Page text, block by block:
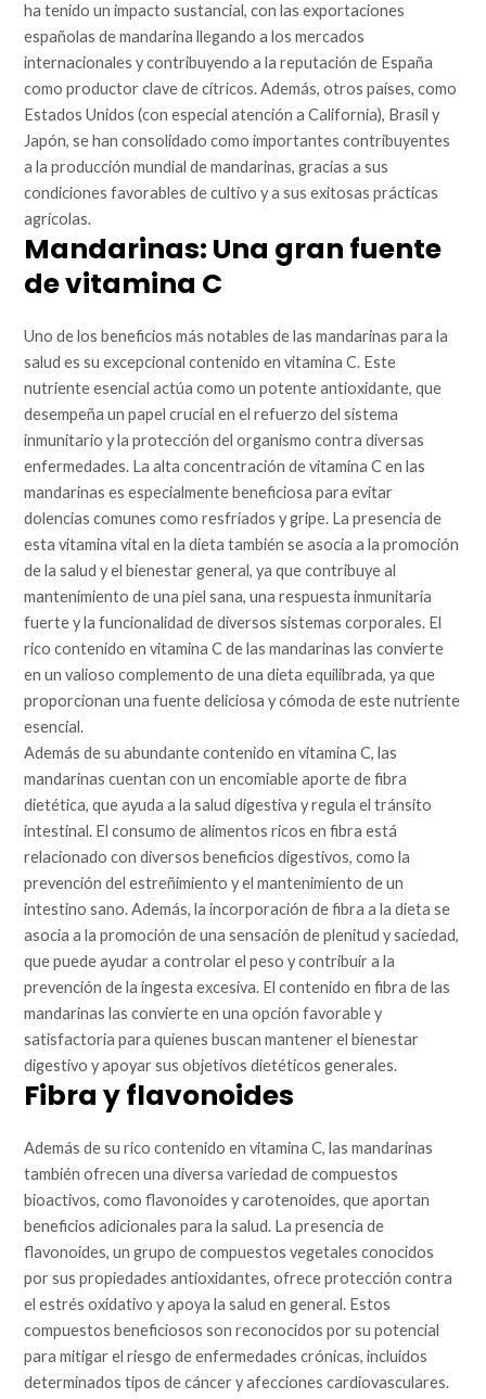
ha tenido un impacto sustancial, con las exportaciones
españolas de mandarina llegando a los mercados
internacionales y contribuyendo a la reputación de España
como productor clave de cítricos. Además, otros países, como
Estados Unidos (con especial atención a California), Brasil y
Japón, se han consolidado como importantes contribuyentes
a la producción mundial de mandarinas, gracias a sus
condiciones favorables de cultivo y a sus exitosas prácticas
agrícolas.
Mandarinas: Una gran fuente
de vitamina C
Uno de los beneficios más notables de las mandarinas para la
salud es su excepcional contenido en vitamina C. Este
nutriente esencial actúa como un potente antioxidante, que
desempeña un papel crucial en el refuerzo del sistema
inmunitario y la protección del organismo contra diversas
enfermedades. La alta concentración de vitamina C en las
mandarinas es especialmente beneficiosa para evitar
dolencias comunes como resfriados y gripe. La presencia de
esta vitamina vital en la dieta también se asocia a la promoción
de la salud y el bienestar general, ya que contribuye al
mantenimiento de una piel sana, una respuesta inmunitaria
fuerte y la funcionalidad de diversos sistemas corporales. El
rico contenido en vitamina C de las mandarinas las convierte
en un valioso complemento de una dieta equilibrada, ya que
proporcionan una fuente deliciosa y cómoda de este nutriente
esencial.
Además de su abundante contenido en vitamina C, las
mandarinas cuentan con un encomiable aporte de fibra
dietética, que ayuda a la salud digestiva y regula el tránsito
intestinal. El consumo de alimentos ricos en fibra está
relacionado con diversos beneficios digestivos, como la
prevención del estreñimiento y el mantenimiento de un
intestino sano. Además, la incorporación de fibra a la dieta se
asocia a la promoción de una sensación de plenitud y saciedad,
que puede ayudar a controlar el peso y contribuir a la
prevención de la ingesta excesiva. El contenido en fibra de las
mandarinas las convierte en una opción favorable y
satisfactoria para quienes buscan mantener el bienestar
digestivo y apoyar sus objetivos dietéticos generales.
Fibra y flavonoides
Además de su rico contenido en vitamina C, las mandarinas
también ofrecen una diversa variedad de compuestos
bioactivos, como flavonoides y carotenoides, que aportan
beneficios adicionales para la salud. La presencia de
flavonoides, un grupo de compuestos vegetales conocidos
por sus propiedades antioxidantes, ofrece protección contra
el estrés oxidativo y apoya la salud en general. Estos
compuestos beneficiosos son reconocidos por su potencial
para mitigar el riesgo de enfermedades crónicas, incluidos
determinados tipos de cáncer y afecciones cardiovasculares.